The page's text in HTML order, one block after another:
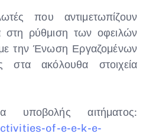
που αντιμετωπίζουν
στη ρύθμιση των οφειλών
την Ένωση Εργαζομένων
στα ακόλουθα στοιχεία
αιτήματος:
of-e-e-k-e-